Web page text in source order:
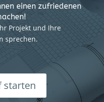
einen zufriedenen
Projekt und Ihre
sprechen.
starten